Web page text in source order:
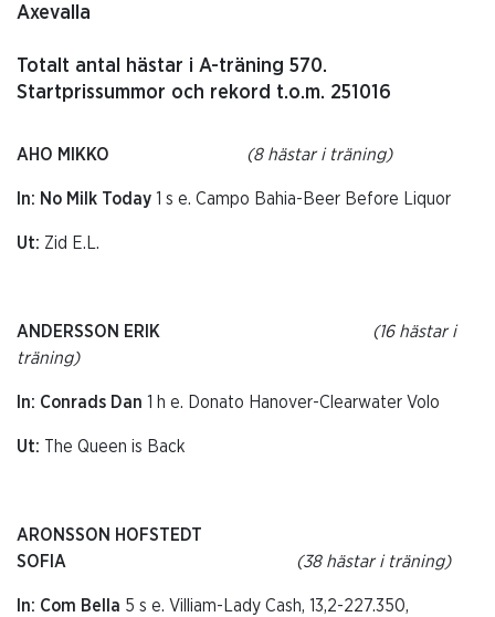
Axevalla
Totalt antal hästar i A-träning 570.
Startprissummor och rekord t.o.m. 251016
AHO MIKKO (8 hästar i träning)
In: No Milk Today 1 s e. Campo Bahia-Beer Before Liquor
Ut: Zid E.L.
ANDERSSON ERIK
(16 hästar i
träning)
In: Conrads Dan 1 h e. Donato Hanover-Clearwater Volo
Ut: The Queen is Back
ARONSSON HOFSTEDT
SOFIA
(38 hästar i träning)
In: Com Bella 5 s e. Villiam-Lady Cash, 13,2-227.350,